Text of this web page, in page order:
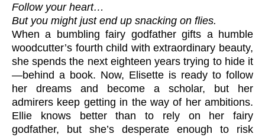
Follow your heart…
But you might just end up snacking on flies.
When a bumbling fairy godfather gifts a humble
woodcutter’s fourth child with extraordinary beauty,
she spends the next eighteen years trying to hide it
—behind a book. Now, Elisette is ready to follow
her dreams and become a scholar, but her
admirers keep getting in the way of her ambitions.
Ellie knows better than to rely on her fairy
godfather, but she’s desperate enough to risk